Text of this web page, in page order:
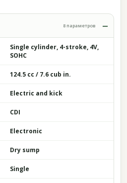
8 параметров
Single cylinder, 4-stroke, 4V,
SOHC
124.5 cc / 7.6 cub in.
Electric and kick
CDI
Electronic
Dry sump
Single